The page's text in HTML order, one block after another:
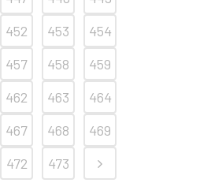
452 453
454
457 458
459
462 463
464
467 468
469
472 473